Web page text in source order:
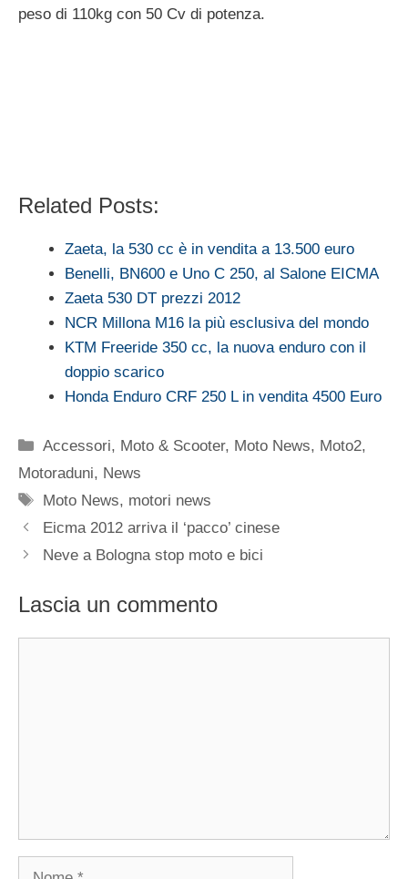
peso di 110kg con 50 Cv di potenza.
Related Posts:
Zaeta, la 530 cc è in vendita a 13.500 euro
Benelli, BN600 e Uno C 250, al Salone EICMA
Zaeta 530 DT prezzi 2012
NCR Millona M16 la più esclusiva del mondo
KTM Freeride 350 cc, la nuova enduro con il
doppio scarico
Honda Enduro CRF 250 L in vendita 4500 Euro
Categorie
Accessori, Moto & Scooter, Moto News, Moto2,
Motoraduni, News
Tag
Moto News, motori news
Eicma 2012 arriva il ‘pacco’ cinese
Neve a Bologna stop moto e bici
Lascia un commento
Nome